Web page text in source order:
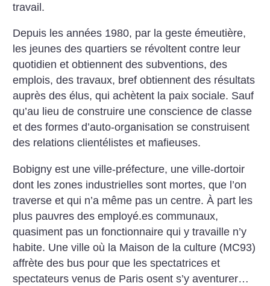
travail.
Depuis les années 1980, par la geste émeutière,
les jeunes des quartiers se révoltent contre leur
quotidien et obtiennent des subventions, des
emplois, des travaux, bref obtiennent des résultats
auprès des élus, qui achètent la paix sociale. Sauf
qu’au lieu de construire une conscience de classe
et des formes d’auto-organisation se construisent
des relations clientélistes et mafieuses.
Bobigny est une ville-préfecture, une ville-dortoir
dont les zones industrielles sont mortes, que l’on
traverse et qui n’a même pas un centre. À part les
plus pauvres des employé.es communaux,
quasiment pas un fonctionnaire qui y travaille n’y
habite. Une ville où la Maison de la culture (MC93)
affrète des bus pour que les spectatrices et
spectateurs venus de Paris osent s’y aventurer…